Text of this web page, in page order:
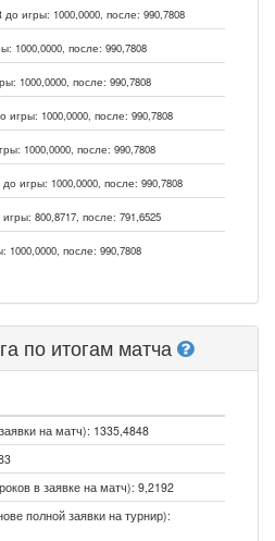
до игры: 1000,0000, после: 990,7808
1000,0000, после: 990,7808
1000,0000, после: 990,7808
игры: 1000,0000, после: 990,7808
1000,0000, после: 990,7808
до игры: 1000,0000, после: 990,7808
800,8717, после: 791,6525
1000,0000, после: 990,7808
по итогам матча
на матч): 1335,4848
в заявке на матч): 9,2192
полной заявки на турнир):